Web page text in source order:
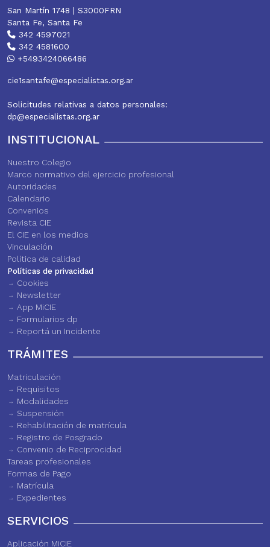
San Martín 1748 | S3000FRN
Santa Fe, Santa Fe
342 4597021
342 4581600
+5493424066486
cie1santafe@especialistas.org.ar
Solicitudes relativas a datos personales:
dp@especialistas.org.ar
INSTITUCIONAL
Nuestro Colegio
Marco normativo del ejercicio profesional
Autoridades
Calendario
Convenios
Revista CIE
El CIE en los medios
Vinculación
Política de calidad
Políticas de privacidad
Cookies
Newsletter
App MiCIE
Formularios dp
Reportá un Incidente
TRÁMITES
Matriculación
Requisitos
Modalidades
Suspensión
Rehabilitación de matrícula
Registro de Posgrado
Convenio de Reciprocidad
Tareas profesionales
Formas de Pago
Matrícula
Expedientes
SERVICIOS
Aplicación MiCIE